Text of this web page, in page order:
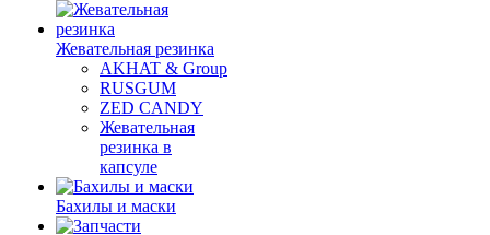
Жевательная резинка
AKHAT & Group
RUSGUM
ZED CANDY
Жевательная
резинка в
капсуле
Бахилы и маски